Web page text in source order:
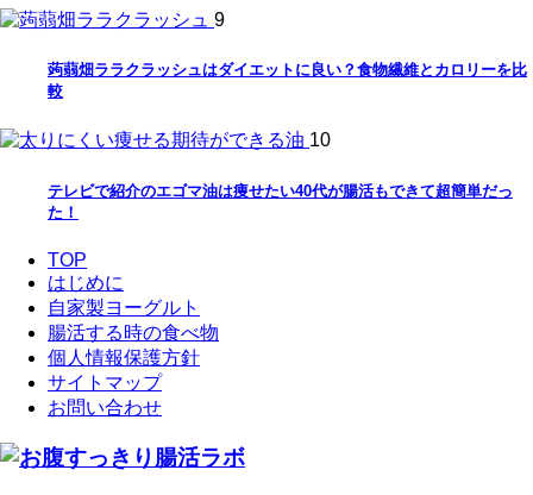
9
蒟蒻畑ララクラッシュはダイエットに良い？食物繊維とカロリーを比
較
10
テレビで紹介のエゴマ油は痩せたい40代が腸活もできて超簡単だっ
た！
TOP
はじめに
自家製ヨーグルト
腸活する時の食べ物
個人情報保護方針
サイトマップ
お問い合わせ